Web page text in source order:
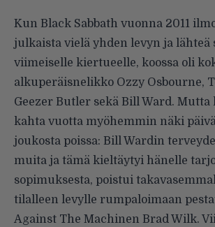
Kun Black Sabbath vuonna 2011
julkaista vielä yhden levyn ja lähteä
viimeiselle kiertueelle, koossa oli
alkuperäisnelikko Ozzy Osbourne,
Geezer Butler sekä Bill Ward. Mutta
kahta vuotta myöhemmin näki
joukosta poissa: Bill Wardin
muita ja tämä kieltäytyi hänelle
sopimuksesta, poistui
tilalleen levylle rumpaloimaan
Against The Machinen Brad Wilk.